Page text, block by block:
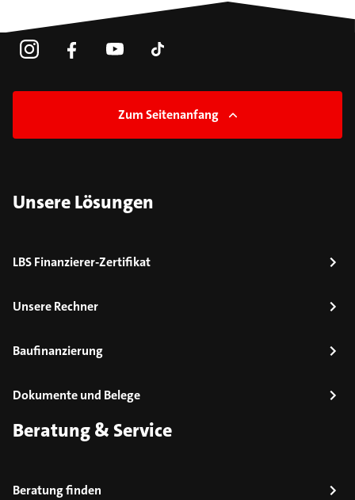
Zum Seitenanfang
Unsere Lösungen
LBS Finanzierer-Zertifikat
Unsere Rechner
Baufinanzierung
Dokumente und Belege
Beratung & Service
Beratung finden